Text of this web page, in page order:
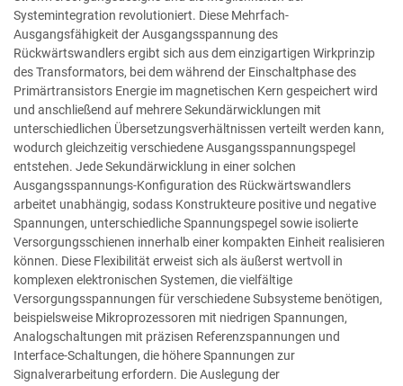
Systemintegration revolutioniert. Diese Mehrfach-
Ausgangsfähigkeit der Ausgangsspannung des
Rückwärtswandlers ergibt sich aus dem einzigartigen Wirkprinzip
des Transformators, bei dem während der Einschaltphase des
Primärtransistors Energie im magnetischen Kern gespeichert wird
und anschließend auf mehrere Sekundärwicklungen mit
unterschiedlichen Übersetzungsverhältnissen verteilt werden kann,
wodurch gleichzeitig verschiedene Ausgangsspannungspegel
entstehen. Jede Sekundärwicklung in einer solchen
Ausgangsspannungs-Konfiguration des Rückwärtswandlers
arbeitet unabhängig, sodass Konstrukteure positive und negative
Spannungen, unterschiedliche Spannungspegel sowie isolierte
Versorgungsschienen innerhalb einer kompakten Einheit realisieren
können. Diese Flexibilität erweist sich als äußerst wertvoll in
komplexen elektronischen Systemen, die vielfältige
Versorgungsspannungen für verschiedene Subsysteme benötigen,
beispielsweise Mikroprozessoren mit niedrigen Spannungen,
Analogschaltungen mit präzisen Referenzspannungen und
Interface-Schaltungen, die höhere Spannungen zur
Signalverarbeitung erfordern. Die Auslegung der